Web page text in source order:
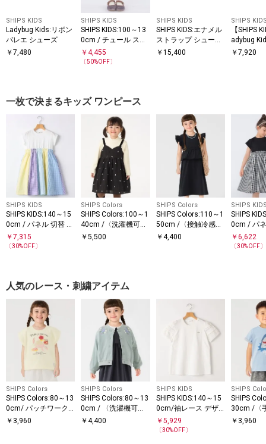
SHIPS KIDS
Ladybug Kids:リボン
バレエ シューズ
￥ 7,480
SHIPS KIDS
SHIPS KIDS:100～13
0cm / チュール スカ
ート
￥4,455
〔50%OFF〕
SHIPS KIDS
SHIPS KIDS:エナメル
ストラップ シューズ
(21～23cm)
￥ 15,400
SHIPS
【SHIPS
adybug
バレエ シ
￥7,920
一枚で決まるキッズ ワンピース
SHIPS KIDS
SHIPS KIDS:140～15
0cm / パネル 切替 ワ
ンピース
￥ 7,315
〔30%OFF〕
SHIPS Colors
SHIPS Colors:100～1
40cm /〈洗濯機可
能〉ハート エンブロ
￥5,500
SHIPS Colors
SHIPS Colors:110～1
50cm /〈接触冷感・
速乾・UVカット〉リ
￥ 4,400
SHIPS
SHIPS
0cm / パ
ンピース
￥6,622
〔30%OFF〕
人気のレース・刺繍アイテム
SHIPS Colors
SHIPS Colors:80～13
0cm/ パッチワーク
刺繍 リボン スイーツ
￥ 3,960
SHIPS Colors
SHIPS Colors:80～13
0cm / 〈洗濯機可
能〉フラワー 刺繍 カ
￥4,400
SHIPS KIDS
SHIPS KIDS:140～15
0cm/袖レース デザ
イン Tシャツ
￥ 5,929
〔30%OFF〕
SHIPS
SHIPS
30cm /〈
能〉スパ
￥ 3,960